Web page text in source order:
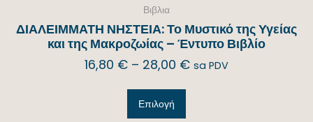
Βιβλια
ΔΙΑΛΕΙΜΜΑΤΗ ΝΗΣΤΕΙΑ: Το Μυστικό της Υγείας
και της Μακροζωίας – Έντυπο Βιβλίο
16,80 € – 28,00 € sa PDV
Επιλογή